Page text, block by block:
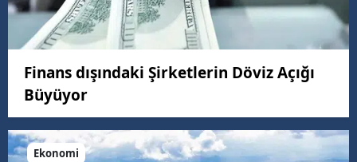
Finans dışındaki Şirketlerin Döviz Açığı
Büyüyor
Ekonomi